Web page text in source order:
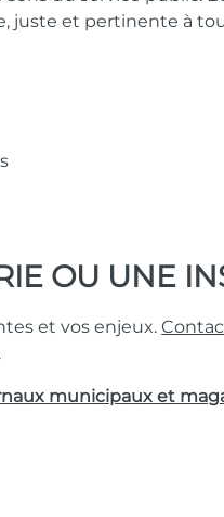
juste et pertinente à
OU UNE
et vos enjeux.
municipaux et